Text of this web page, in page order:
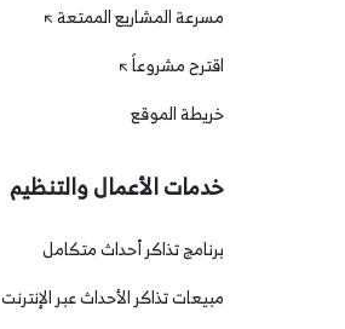
مسرعة المشاريع الممتعة
اقترح مشروعاً
خريطة الموقع
خدمات الأعمال والتنظيم
برنامج تذاكر أحداث متكامل
مبيعات تذاكر الأحداث عبر الإنترنت